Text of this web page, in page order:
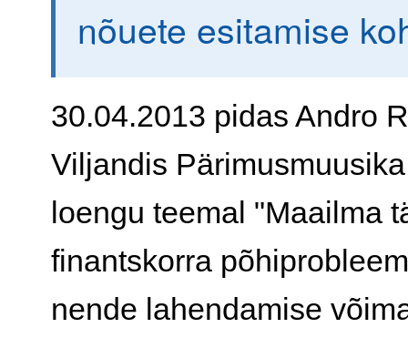
nõuete esitamise
30.04.2013 pidas Andro
Viljandis
loengu teemal "Maailma
finantskorra
nende lahendamise